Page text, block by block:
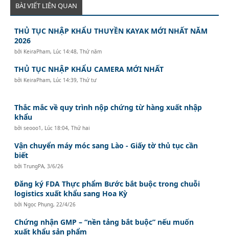
BÀI VIẾT LIÊN QUAN
THỦ TỤC NHẬP KHẨU THUYỀN KAYAK MỚI NHẤT NĂM
2026
bởi KeiraPham, Lúc 14:48, Thứ năm
THỦ TỤC NHẬP KHẨU CAMERA MỚI NHẤT
bởi KeiraPham, Lúc 14:39, Thứ tư
Thắc mắc về quy trình nộp chứng từ hàng xuất nhập
khẩu
bởiseooo1 , Lúc 18:04, Thứ hai
Vận chuyển máy móc sang Lào - Giấy tờ thủ tục cần
biết
bởiTrungPA,3/6/26
Đăng ký FDA Thực phẩm Bước bắt buộc trong chuỗi
logistics xuất khẩu sang Hoa Kỳ
bởi Ngọc Phụng, 22/4/26
Chứng nhận GMP – “nền tảng bắt buộc” nếu muốn
xuất khẩu sản phẩm